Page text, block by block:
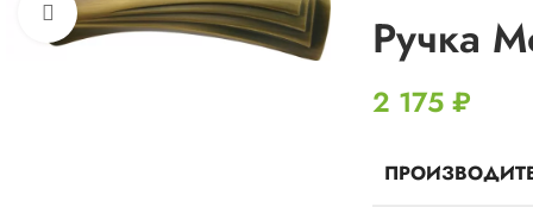
Нажмите, чтобы увеличить Ручка
2 175 ₽